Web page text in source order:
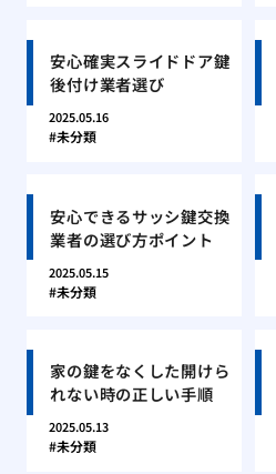
安心確実スライドドア鍵
後付け業者選び
2025.05.16
未分類
安心できるサッシ鍵交換
業者の選び方ポイント
2025.05.15
未分類
家の鍵をなくした開けら
れない時の正しい手順
2025.05.13
未分類